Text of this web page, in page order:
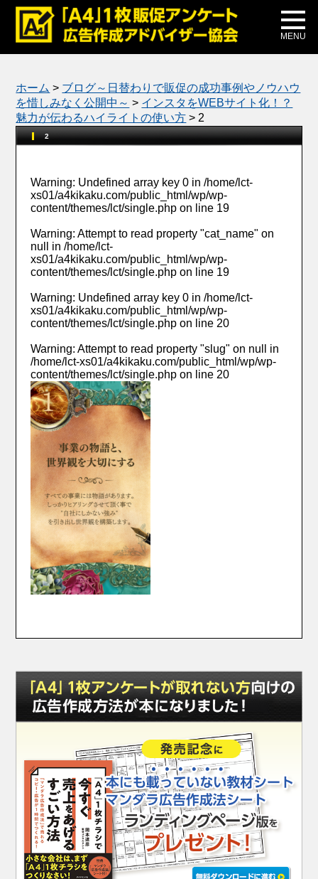
MENU
メディア掲載
公式ブログ
ホーム > ブログ～日替わりで販促の成功事例やノウハウ
を惜しみなく公開中～ > インスタをWEBサイト化！？
魅力が伝わるハイライトの使い方 > 2
2
Warning: Undefined array key 0 in/home/lct-
xs01/a4kikaku.com/public_html/wp/wp-
content/themes/lct/single.php on line 19
Warning: Attempt to read property "cat_name" on
null in/home/lct-
xs01/a4kikaku.com/public_html/wp/wp-
content/themes/lct/single.php on line 19
Warning: Undefined array key 0 in/home/lct-
xs01/a4kikaku.com/public_html/wp/wp-
content/themes/lct/single.php on line 20
Warning: Attempt to read property "slug" on null in
/home/lct-xs01/a4kikaku.com/public_html/wp/wp-
content/themes/lct/single.php on line 20